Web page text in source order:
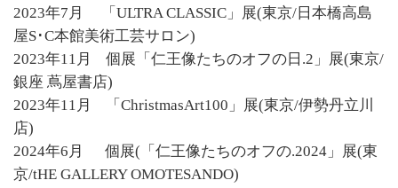
2023年7月 「ULTRA CLASSIC」展(東京/日本橋高島
屋S･C本館美術工芸サロン)
2023年11月 個展「仁王像たちのオフの日.2」展(東京/
銀座 蔦屋書店)
2023年11月 「ChristmasArt100」展(東京/伊勢丹立川
店)
2024年6月 個展(「仁王像たちのオフの.2024」展(東
京/tHE GALLERY OMOTESANDO)